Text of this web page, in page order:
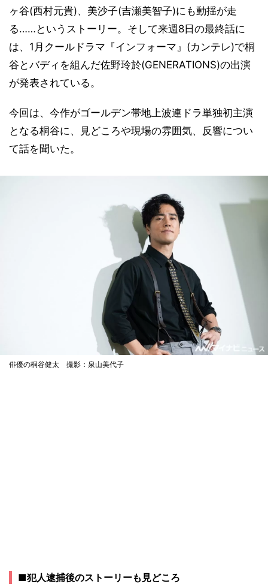
ヶ谷(西村元貴)、美沙子(吉瀬美智子)にも動揺が走
る……というストーリー。そして来週8日の最終話に
は、1月クールドラマ『インフォーマ』(カンテレ)で桐
谷とバディを組んだ佐野玲於(GENERATIONS)の出演
が発表されている。
今回は、今作がゴールデン帯地上波連ドラ単独初主演
となる桐谷に、見どころや現場の雰囲気、反響につい
て話を聞いた。
俳優の桐谷健太 撮影：泉山美代子
■犯人逮捕後のストーリーも見どころ